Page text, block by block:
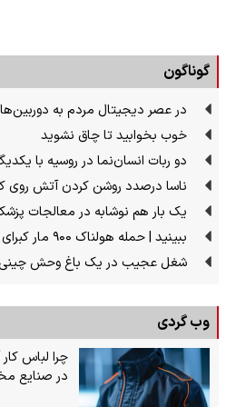
گوناگون
در عصر دیجیتال مردم به
خوب بخوابید تا چاق نشوید
دو ربات انسان‌نما در روسیه با
ناسا درصدد روشن کردن آتش روی
یک بار هم نوشابه در معالجات
ببینید | حمله هولناک ۹۰۰ مار کبرای قاتل به ساکنان مردم چین
شغل عجیب در یک باغ وحش
وب گردی
چرا لباس
در صنایع